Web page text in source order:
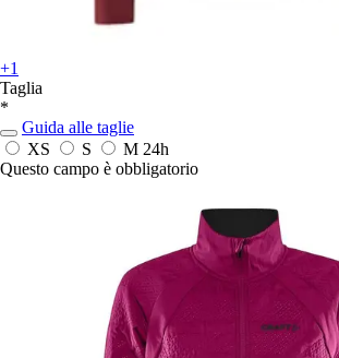
+1
Taglia
*
Guida alle taglie
XS
S M 24h
Questo campo è obbligatorio